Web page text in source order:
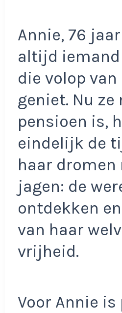
Annie, 76
altijd
die volop van
geniet. Nu ze
pensioen is,
eindelijk de
haar dromen
jagen: de
ontdekken
van haar
vrijheid.
Voor Annie is